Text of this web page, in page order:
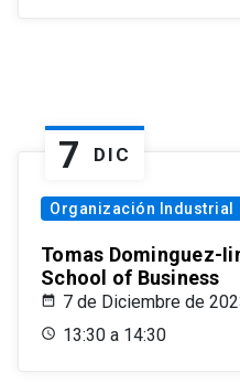
7 DIC
Organización Industrial
Tomas Dominguez-
School of Business
7 de Diciembre de
13:30 a 14:30